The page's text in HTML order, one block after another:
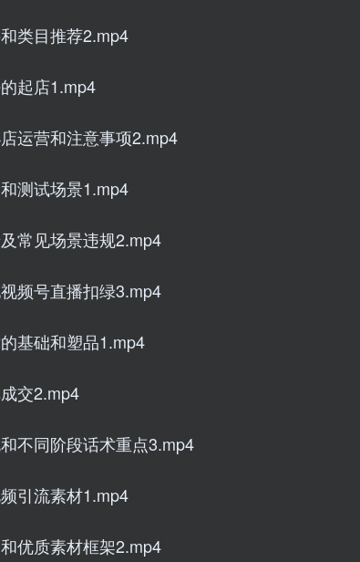
类目推荐2.mp4
起店1.mp4
运营和注意事项2.mp4
测试场景1.mp4
常见场景违规2.mp4
频号直播扣绿3.mp4
基础和塑品1.mp4
交2.mp4
不同阶段话术重点3.mp4
引流素材1.mp4
优质素材框架2.mp4